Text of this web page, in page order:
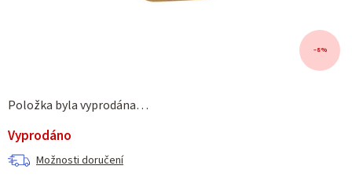
Položka byla vyprodána…
Vyprodáno
Možnosti doručení
–8 %